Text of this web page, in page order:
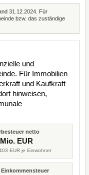
31.12.2024. Für
bzw. das zuständige
und
Für Immobilien
und Kaufkraft
hinweisen,
netto
EUR
EUR je Einwohner